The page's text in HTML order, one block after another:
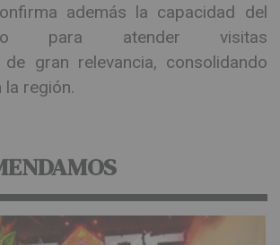
además la capacidad del
para atender visitas
de gran relevancia, consolidando
región.